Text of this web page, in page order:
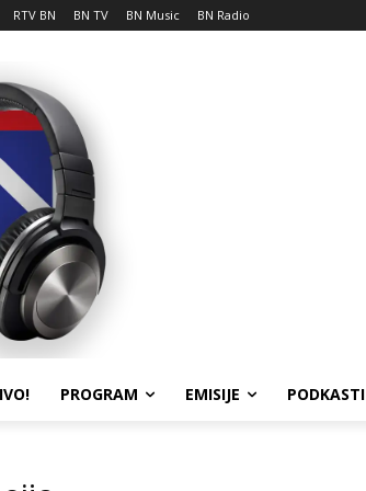
RTV BN BN TV BN Music BN Radio
PROGRAM EMISIJE PODKASTI